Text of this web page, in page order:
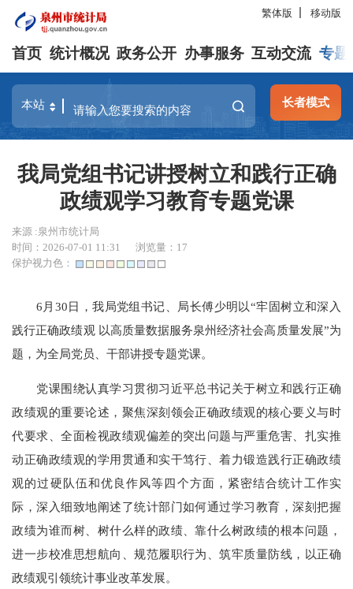
繁体版 移动版
首页 统计概况 政务公开 办事服务 互动交流 专题
长者模式
我局党组书记讲授树立和践行正确
政绩观学习教育专题党课
来源 :泉州市统计局
时间：2026-07-01 11:31
浏览量： 17
保护视力色：
6月30日，我局党组书记、局长傅少明以“牢固树立和深入
践行正确政绩观 以高质量数据服务泉州经济社会高质量发展”为
题，为全局党员、干部讲授专题党课。
党课围绕认真学习贯彻习近平总书记关于树立和践行正确
政绩观的重要论述，聚焦深刻领会正确政绩观的核心要义与时
代要求、全面检视政绩观偏差的突出问题与严重危害、扎实推
动正确政绩观的学用贯通和实干笃行、着力锻造践行正确政绩
观的过硬队伍和优良作风等四个方面，紧密结合统计工作实
际，深入细致地阐述了统计部门如何通过学习教育，深刻把握
政绩为谁而树、树什么样的政绩、靠什么树政绩的根本问题，
进一步校准思想航向、规范履职行为、筑牢质量防线，以正确
政绩观引领统计事业改革发展。